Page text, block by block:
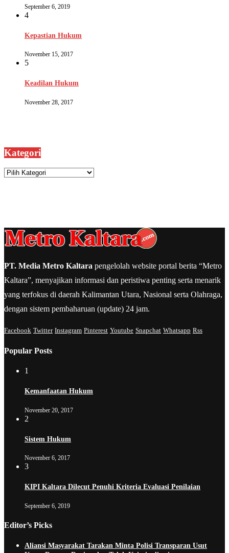
September 6, 2019
4
Kepastian Hukum
November 15, 2017
5
Keadilan Hukum
November 28, 2017
Kategori
Kategori
PT. Media Metro Kaltara pengelolah website portal berita “Metro
Kaltara”, menyajikan informasi dan peristiwa penting serta menarik
yang terfokus di daerah Kalimantan Utara, Nasional serta Olahraga,
dengan sistem pembaharuan (update) 24 jam.
Facebook Twitter Instagram Pinterest Youtube Snapchat Whatsapp Rss
Popular Posts
1
Kemanfaatan Hukum
November 20, 2017
2
Sistem Hukum
November 6, 2017
3
KIPI Kaltara Dilecut Penuhi Kriteria Evaluasi Penilaian
September 6, 2019
Editor’s Picks
Aliansi Masyarakat Tarakan Minta Polisi Transparan Usut